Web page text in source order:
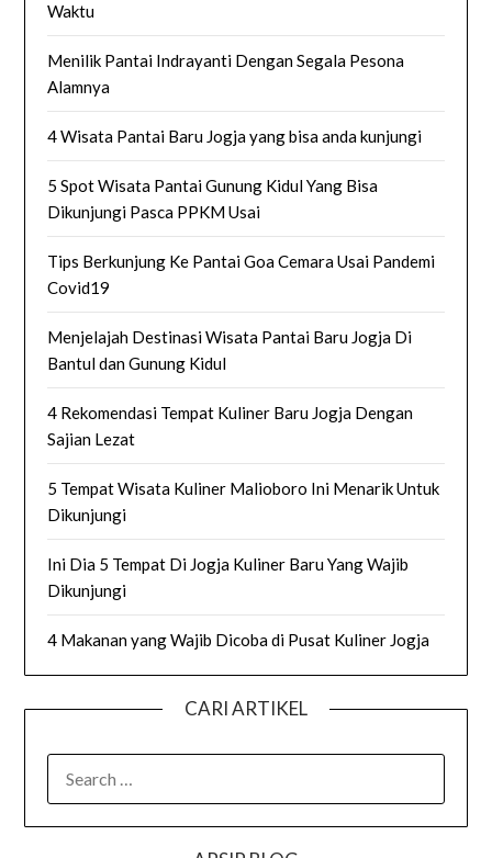
Waktu
Menilik Pantai Indrayanti Dengan Segala Pesona
Alamnya
4 Wisata Pantai Baru Jogja yang bisa anda kunjungi
5 Spot Wisata Pantai Gunung Kidul Yang Bisa
Dikunjungi Pasca PPKM Usai
Tips Berkunjung Ke Pantai Goa Cemara Usai Pandemi
Covid19
Menjelajah Destinasi Wisata Pantai Baru Jogja Di
Bantul dan Gunung Kidul
4 Rekomendasi Tempat Kuliner Baru Jogja Dengan
Sajian Lezat
5 Tempat Wisata Kuliner Malioboro Ini Menarik Untuk
Dikunjungi
Ini Dia 5 Tempat Di Jogja Kuliner Baru Yang Wajib
Dikunjungi
4 Makanan yang Wajib Dicoba di Pusat Kuliner Jogja
CARI ARTIKEL
FOR: